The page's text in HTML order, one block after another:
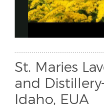
St. Maries
and
Idaho, EUA